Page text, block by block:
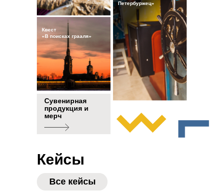
Сувенирная
продукция и
мерч
Квест
«В поисках грааля»
Петербуржец»
Кейсы
Все кейсы